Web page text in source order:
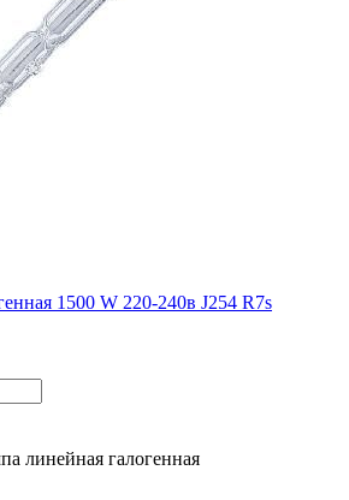
1500 W 220-240в J254 R7s
линейная галогенная